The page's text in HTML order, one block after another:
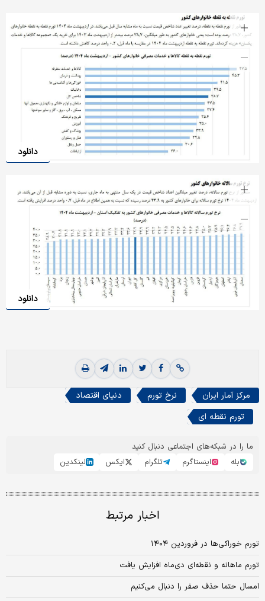
دانلود
دانلود
مرکز آمار ایران نرخ تورم
دنیای اقتصاد
تورم نقطه ای
ما را در شبکه‌های اجتماعی دنبال کنید
بله
اینستاگرم تلگرام ایکس لینکدین
اخبار مرتبط
تورم خوراکی‌ها در فروردین ۱۴۰۴
تورم ماهانه و نقطه‌ای دی‌ماه افزایش یافت
امسال حتما حذف صفر را دنبال می‌کنیم